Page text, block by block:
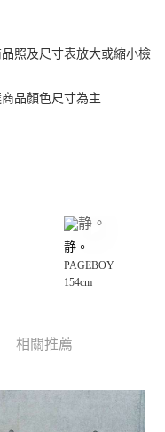
立即使用無須另外申請。
會自動跳轉到大哥付的交易
交易確認頁面所載為準。
核未通過，訂單將自動取
於每月結算日後寄送繳費提
照及尺寸表放大或縮小檢
品顏色尺寸為主
静。
PAGEBOY
154cm
相關推薦